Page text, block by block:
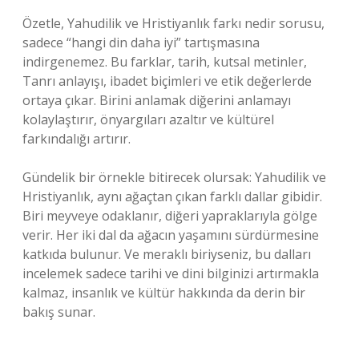
Özetle, Yahudilik ve Hristiyanlık farkı nedir sorusu,
sadece “hangi din daha iyi” tartışmasına
indirgenemez. Bu farklar, tarih, kutsal metinler,
Tanrı anlayışı, ibadet biçimleri ve etik değerlerde
ortaya çıkar. Birini anlamak diğerini anlamayı
kolaylaştırır, önyargıları azaltır ve kültürel
farkındalığı artırır.
Gündelik bir örnekle bitirecek olursak: Yahudilik ve
Hristiyanlık, aynı ağaçtan çıkan farklı dallar gibidir.
Biri meyveye odaklanır, diğeri yapraklarıyla gölge
verir. Her iki dal da ağacın yaşamını sürdürmesine
katkıda bulunur. Ve meraklı biriyseniz, bu dalları
incelemek sadece tarihi ve dini bilginizi artırmakla
kalmaz, insanlık ve kültür hakkında da derin bir
bakış sunar.